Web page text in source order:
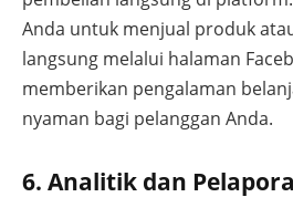
Anda untuk menjual produk
langsung melalui halaman
memberikan pengalaman
nyaman bagi pelanggan Anda.
6. Analitik dan